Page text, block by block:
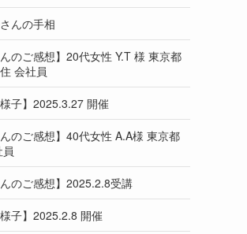
んの手相
んのご感想】20代女性 Y.T 様 東京都
会社員
様子】2025.3.27 開催
んのご感想】40代女性 A.A様 東京都
んのご感想】2025.2.8受講
様子】2025.2.8 開催